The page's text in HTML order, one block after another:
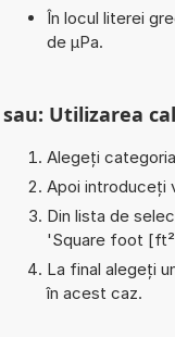
În locul literei
de µPa.
sau: Utilizarea
Alegeți
Apoi introduceți
Din lista de
'Square foot
La final alegeți
în acest caz.